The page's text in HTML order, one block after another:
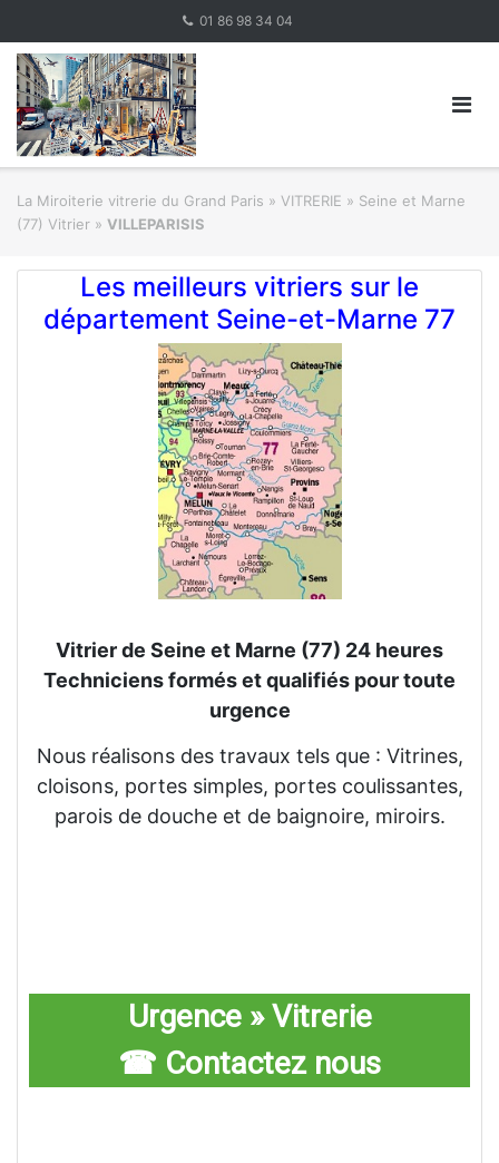
content
01 86 98 34 04
La Miroiterie vitrerie du Grand Paris » VITRERIE » Seine et Marne
(77) Vitrier » VILLEPARISIS
Les meilleurs vitriers sur le
département Seine-et-Marne 77
Vitrier de Seine et Marne (77) 24 heures
Techniciens formés et qualifiés pour toute
urgence
Nous réalisons des travaux tels que : Vitrines,
cloisons, portes simples, portes coulissantes,
parois de douche et de baignoire, miroirs.
Urgence » Vitrerie
☎ Contactez nous